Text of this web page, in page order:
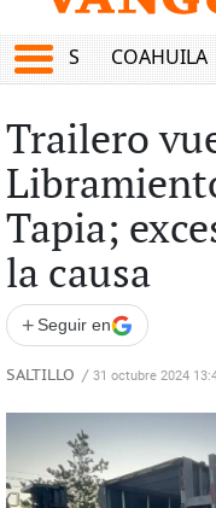
JUEGOS COAHUILA
Trailero
Tapia;
la causa
+ Seguir en
SALTILLO / 31 octubre 2024